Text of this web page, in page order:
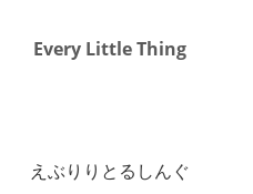
Every Little Thing
えぶりりとるしんぐ